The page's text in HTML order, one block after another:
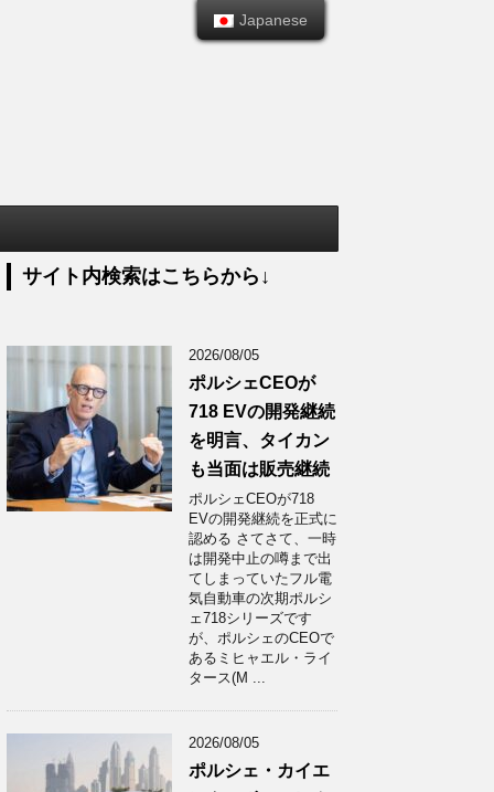
サイト内検索はこちらから↓
2026/08/05
ポルシェCEOが
718 EVの開発継続
を明言、タイカン
も当面は販売継続
ポルシェCEOが718
EVの開発継続を正式に
認める さてさて、一時
は開発中止の噂まで出
てしまっていたフル電
気自動車の次期ポルシ
ェ718シリーズです
が、ポルシェのCEOで
あるミヒャエル・ライ
タース(M ...
2026/08/05
ポルシェ・カイエ
Japanese
Japanese